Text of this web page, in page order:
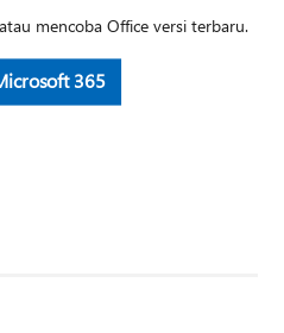
mencoba Office versi terbaru.
365